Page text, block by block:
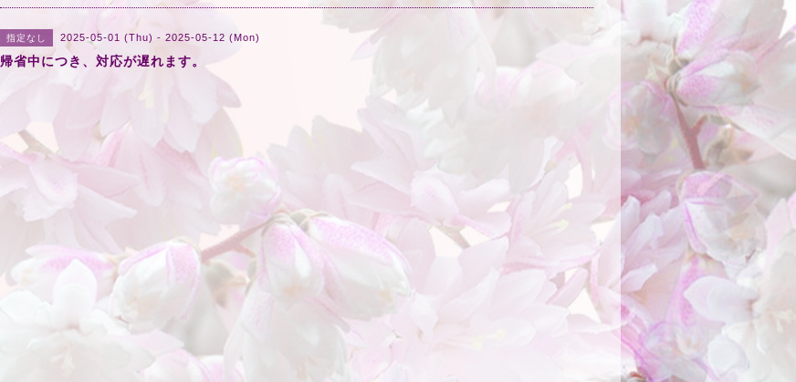
指定なし 2025-05-01 (Thu) - 2025-05-12 (Mon)
帰省中につき、対応が遅れます。